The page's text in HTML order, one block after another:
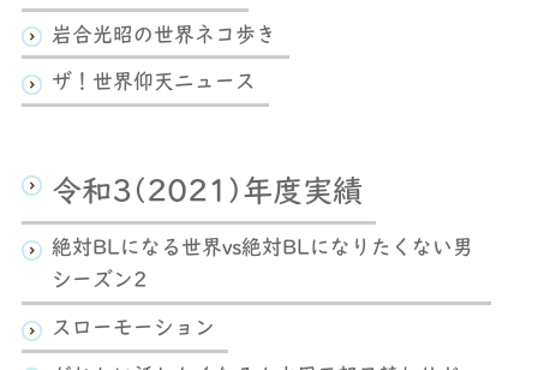
岩合光昭の世界ネコ歩き
ザ！世界仰天ニュース
令和3(2021)年度実績
絶対BLになる世界vs絶対BLになりたくない男
シーズン2
スローモーション